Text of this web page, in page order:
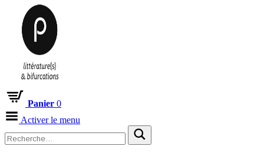
Panier 0
Activer le menu